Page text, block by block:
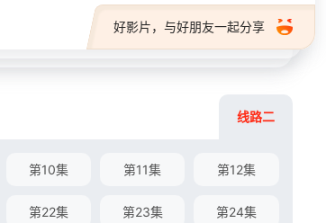
好影片，与好朋友一起分享
线路二
第10集 第11集 第12集
第22集 第23集 第24集